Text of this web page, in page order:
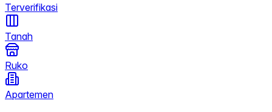
Terverifikasi
Tanah
Ruko
Apartemen